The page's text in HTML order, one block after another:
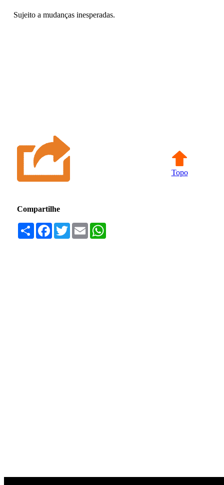
Sujeito a mudanças inesperadas.
Topo
Compartilhe
Compartilhar
Facebook
TwitterEmail